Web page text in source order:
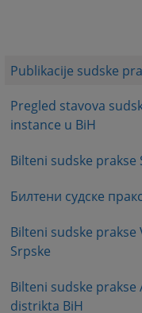
Publikacije sudske
Pregled stavova
instance u BiH
Bilteni sudske prakse
Билтени судске
Bilteni sudske
Srpske
Bilteni sudske prakse
distrikta BiH